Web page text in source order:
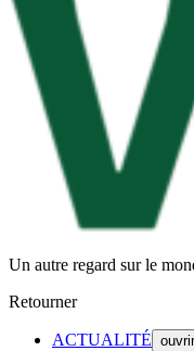
Un autre regard sur le
Retourner
ACTUALITÉ